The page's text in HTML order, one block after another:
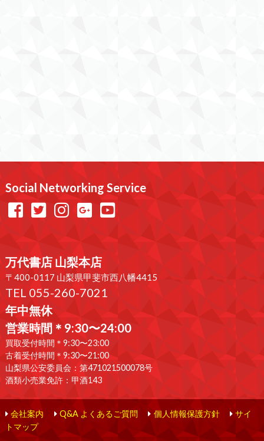
Social Networking Service
万代書店 山梨本店
〒400-0117 山梨県甲斐市西八幡4415
TEL 055-260-7021
年中無休
営業時間＊9:30〜24:00
買取受付時間＊9:30〜23:00
古着受付時間＊9:30〜21:00
山梨県公安委員会：第471021500078号
酒類小売業免許：甲酒143
会社案内 Q&A よくあるご質問 個人情報保護方針
サイ
トマップ